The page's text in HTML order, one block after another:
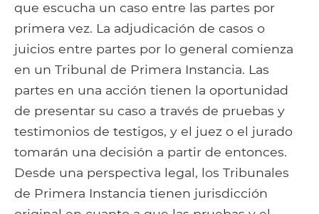
que escucha un caso entre las partes por
primera vez. La adjudicación de casos o
juicios entre partes por lo general comienza
en un Tribunal de Primera Instancia. Las
partes en una acción tienen la oportunidad
de presentar su caso a través de pruebas y
testimonios de testigos, y el juez o el jurado
tomarán una decisión a partir de entonces.
Desde una perspectiva legal, los Tribunales
de Primera Instancia tienen jurisdicción